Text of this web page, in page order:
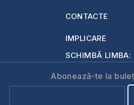
CONTACTE
IMPLICARE
SCHIMBĂ LIMBA:
Abonează-te la